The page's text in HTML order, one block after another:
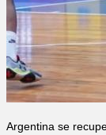
Argentina se